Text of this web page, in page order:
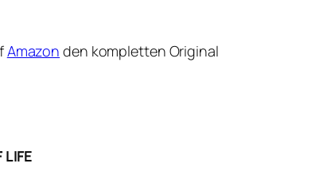
Amazon den kompletten Original
LIFE